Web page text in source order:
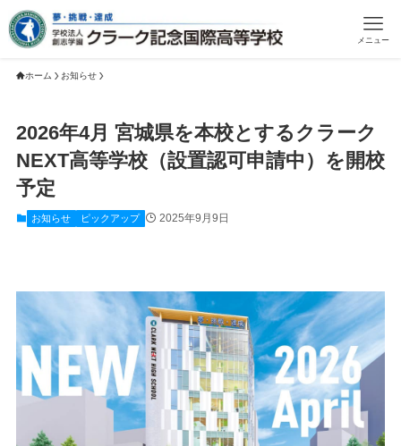
メニュー
ホーム お知らせ
2026年4月 宮城県を本校とするクラーク
NEXT高等学校（設置認可申請中）を開校
予定
お知らせ ピックアップ 2025年9月9日